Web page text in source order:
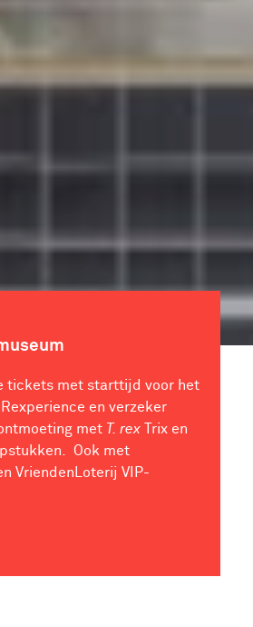
tickets met starttijd voor het
en verzeker
met T. rex Trix en
Ook met
VriendenLoterij VIP-